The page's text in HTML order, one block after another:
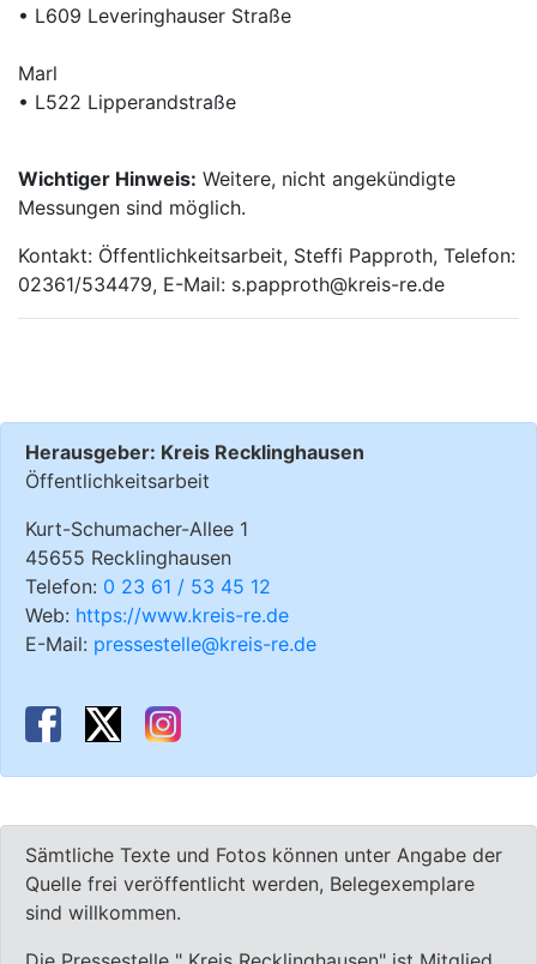
• L609 Leveringhauser Straße
Marl
• L522 Lipperandstraße
Wichtiger Hinweis: Weitere, nicht angekündigte
Messungen sind möglich.
Kontakt: Öffentlichkeitsarbeit, Steffi Papproth, Telefon:
02361/534479, E-Mail: s.papproth@kreis-re.de
Herausgeber: Kreis Recklinghausen
Öffentlichkeitsarbeit
Kurt-Schumacher-Allee 1
45655 Recklinghausen
Telefon: 0 23 61 / 53 45 12
Web: https://www.kreis-re.de
E-Mail: pressestelle@kreis-re.de
Sämtliche Texte und Fotos können unter Angabe der
Quelle frei veröffentlicht werden, Belegexemplare
sind willkommen.